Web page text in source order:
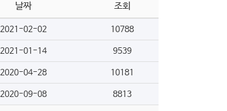
날짜 조회
2021-02-02 10788
2021-01-14 9539
2020-04-28 10181
2020-09-08 8813